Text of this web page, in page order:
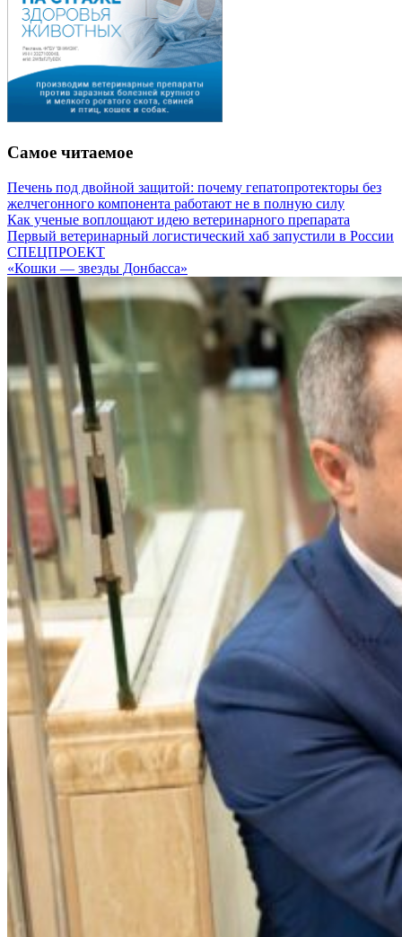
Самое читаемое
Печень под двойной защитой: почему гепатопротекторы без
желчегонного компонента работают не в полную силу
Как ученые воплощают идею ветеринарного препарата
Первый ветеринарный логистический хаб запустили в России
СПЕЦПРОЕКТ
«Кошки — звезды Донбасса»